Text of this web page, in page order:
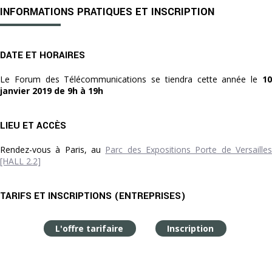
INFORMATIONS PRATIQUES ET INSCRIPTION
DATE ET HORAIRES
Le Forum des Télécommunications se tiendra cette année le 10
janvier 2019 de 9h à 19h
LIEU ET ACCÈS
Rendez-vous à Paris, au Parc des Expositions Porte de Versailles
[HALL 2.2]
TARIFS ET INSCRIPTIONS (ENTREPRISES)
L'offre tarifaire Inscription